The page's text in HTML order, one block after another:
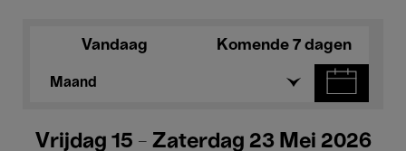
Vandaag Komende 7 dagen
Maand
Vrijdag 15 - Zaterdag 23 Mei 2026